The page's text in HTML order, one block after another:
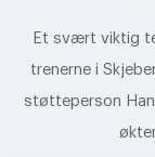
Et svært viktig
trenerne i
støtteperson